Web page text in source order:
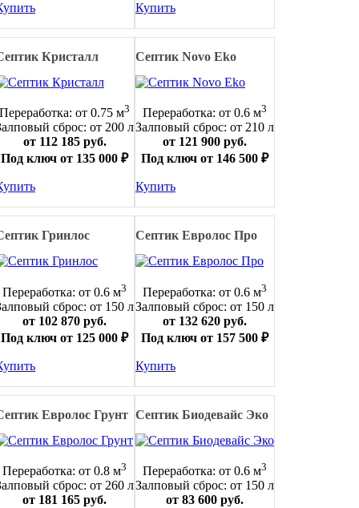
Купить
Кристалл
Переработка: от 0.75 м3
сброс: от 200 л
от 112 185 руб.
Под ключ от 135 000 ₽
Септик Novo Eko
Переработка: от 0.6 м3
Залповый сброс: от 210 л
от 121 900 руб.
Под ключ от 146 500 ₽
Купить
Гринлос
Переработка: от 0.6 м3
сброс: от 150 л
от 102 870 руб.
Под ключ от 125 000 ₽
Септик Евролос Про
Переработка: от 0.6 м3
Залповый сброс: от 150 л
от 132 620 руб.
Под ключ от 157 500 ₽
Купить
Евролос Грунт
Переработка: от 0.8 м3
сброс: от 260 л
от 181 165 руб.
Септик Биодевайс Эко
Переработка: от 0.6 м3
Залповый сброс: от 150 л
от 83 600 руб.